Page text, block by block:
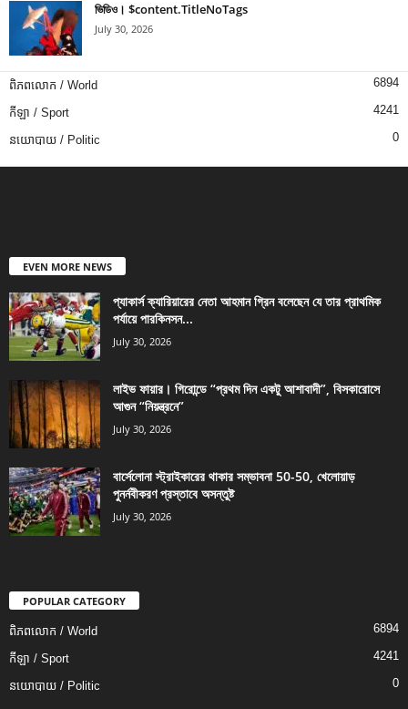
ভিডিও। $content.TitleNoTags
July 30, 2026
ពិភពលោក / World 6894
កីឡា / Sport 4241
នយោបាយ / Politic 0
EVEN MORE NEWS
প্যাকার্স ক্যারিয়ারের নেতা আহমান গ্রিন বলেছেন যে তার প্রাথমিক
পর্যায়ে পারকিনসন...
July 30, 2026
লাইভ ফায়ার। গিরোন্ডে “প্রথম দিন একটু আশাবাদী”, বিসকারোসে
আগুন “নিয়ন্ত্রনে”
July 30, 2026
বার্সেলোনা স্ট্রাইকারের থাকার সম্ভাবনা 50-50, খেলোয়াড়
পুনর্নবীকরণ প্রস্তাবে অসন্তুষ্ট
July 30, 2026
POPULAR CATEGORY
ពិភពលោក / World 6894
កីឡា / Sport 4241
នយោបាយ / Politic 0